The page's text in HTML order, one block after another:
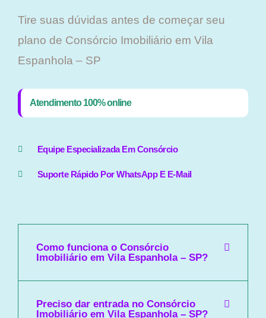
Tire suas dúvidas antes de começar seu
plano ​de Consórcio Imobiliário em Vila
Espanhola – SP
Atendimento 100% online
Equipe Especializada Em Consórcio
Suporte Rápido Por WhatsApp E E-Mail
Como funciona o Consórcio
Imobiliário em Vila Espanhola – SP?
Preciso dar entrada no Consórcio
Imobiliário em Vila Espanhola – SP?